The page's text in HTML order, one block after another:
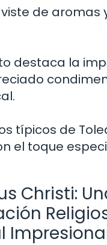
de aromas
destaca la
típicos de
el toque
Christi: